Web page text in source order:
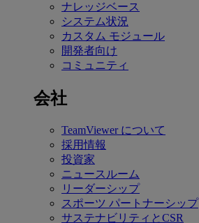
ナレッジベース
システム状況
カスタム モジュール
開発者向け
コミュニティ
会社
TeamViewer について
採用情報
投資家
ニュースルーム
リーダーシップ
スポーツ パートナーシップ
サステナビリティとCSR